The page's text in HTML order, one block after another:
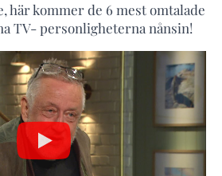
här kommer de 6 mest omtalade
TV- personligheterna nånsin!